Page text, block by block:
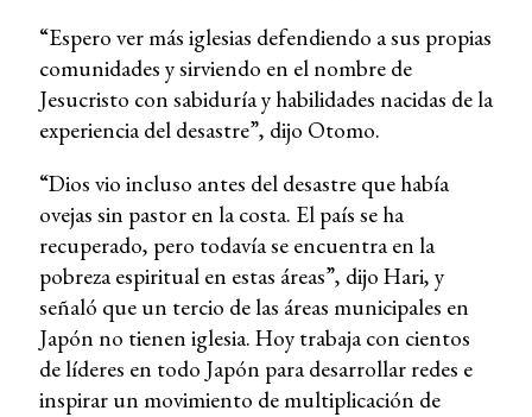
“Espero ver más iglesias defendiendo a sus propias
comunidades y sirviendo en el nombre de
Jesucristo con sabiduría y habilidades nacidas de la
experiencia del desastre”, dijo Otomo.
“Dios vio incluso antes del desastre que había
ovejas sin pastor en la costa. El país se ha
recuperado, pero todavía se encuentra en la
pobreza espiritual en estas áreas”, dijo Hari, y
señaló que un tercio de las áreas municipales en
Japón no tienen iglesia. Hoy trabaja con cientos
de líderes en todo Japón para desarrollar redes e
inspirar un movimiento de multiplicación de